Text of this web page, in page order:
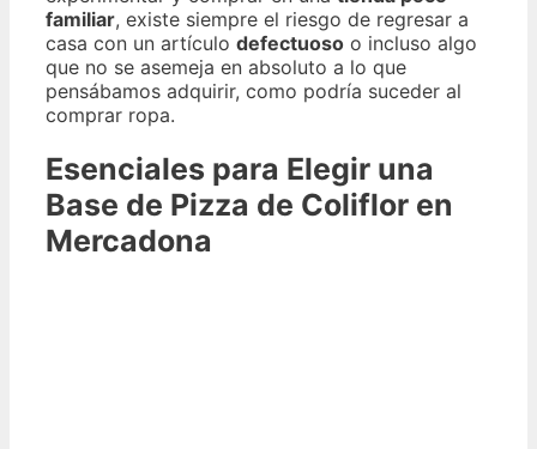
familiar, existe siempre el riesgo de regresar a
casa con un artículo defectuoso o incluso algo
que no se asemeja en absoluto a lo que
pensábamos adquirir, como podría suceder al
comprar ropa.
Esenciales para Elegir una
Base de Pizza de Coliflor en
Mercadona